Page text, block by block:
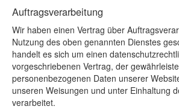
Auftragsverarbeitung
Wir haben einen Vertrag über
Nutzung des oben genannten Dienstes
handelt es sich um einen
vorgeschriebenen Vertrag, der
personenbezogenen Daten unserer
unseren Weisungen und unter Einhaltung
verarbeitet.